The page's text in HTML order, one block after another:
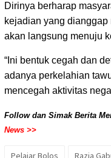
Dirinya berharap
kejadian yang
akan langsung menuju
“Ini bentuk cegah dan
adanya perkelahian
mencegah aktivitas
Follow dan Simak Berita
News >>
Pelajar Bolos Razia